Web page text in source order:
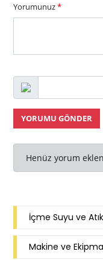
Yorumunuz*
YORUMU GÖNDER
Henüz yorum
İçme Suyu ve
Makine ve